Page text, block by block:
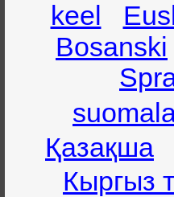
keel
Bosanski
Қазақша
Кыргыз